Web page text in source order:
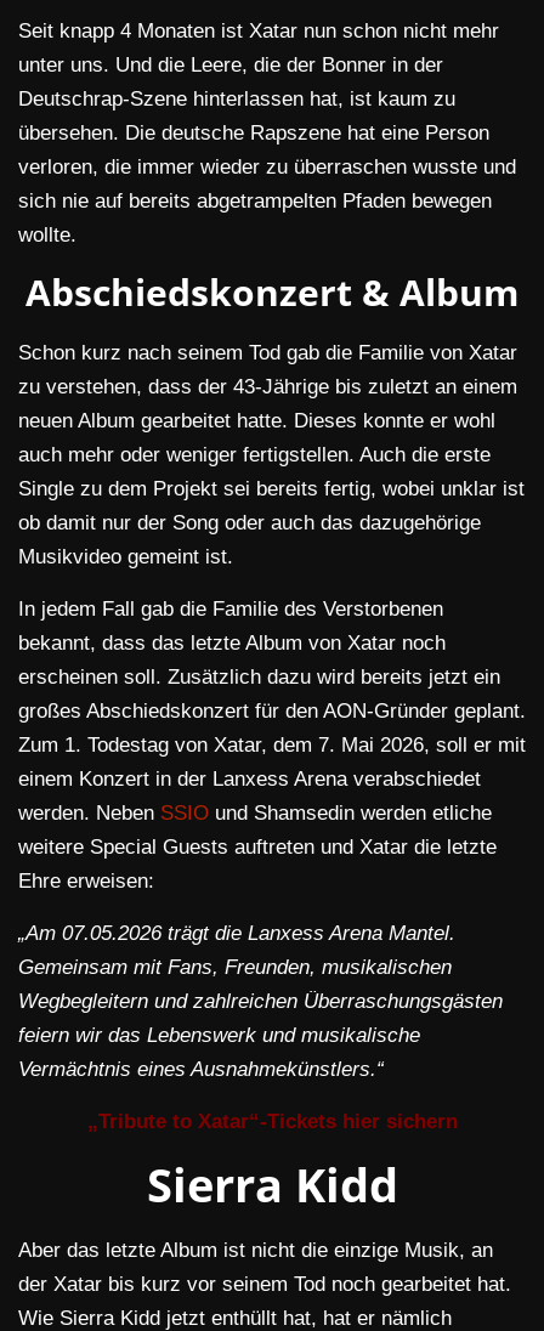
Seit knapp 4 Monaten ist Xatar nun schon nicht mehr
unter uns. Und die Leere, die der Bonner in der
Deutschrap-Szene hinterlassen hat, ist kaum zu
übersehen. Die deutsche Rapszene hat eine Person
verloren, die immer wieder zu überraschen wusste und
sich nie auf bereits abgetrampelten Pfaden bewegen
wollte.
Abschiedskonzert & Album
Schon kurz nach seinem Tod gab die Familie von Xatar
zu verstehen, dass der 43-Jährige bis zuletzt an einem
neuen Album gearbeitet hatte. Dieses konnte er wohl
auch mehr oder weniger fertigstellen. Auch die erste
Single zu dem Projekt sei bereits fertig, wobei unklar ist
ob damit nur der Song oder auch das dazugehörige
Musikvideo gemeint ist.
In jedem Fall gab die Familie des Verstorbenen
bekannt, dass das letzte Album von Xatar noch
erscheinen soll. Zusätzlich dazu wird bereits jetzt ein
großes Abschiedskonzert für den AON-Gründer geplant.
Zum 1. Todestag von Xatar, dem 7. Mai 2026, soll er mit
einem Konzert in der Lanxess Arena verabschiedet
werden. Neben SSIO und Shamsedin werden etliche
weitere Special Guests auftreten und Xatar die letzte
Ehre erweisen:
„Am 07.05.2026 trägt die Lanxess Arena Mantel.
Gemeinsam mit Fans, Freunden, musikalischen
Wegbegleitern und zahlreichen Überraschungsgästen
feiern wir das Lebenswerk und musikalische
Vermächtnis eines Ausnahmekünstlers.“
„Tribute to Xatar“-Tickets hier sichern
Sierra Kidd
Aber das letzte Album ist nicht die einzige Musik, an
der Xatar bis kurz vor seinem Tod noch gearbeitet hat.
Wie Sierra Kidd jetzt enthüllt hat, hat er nämlich